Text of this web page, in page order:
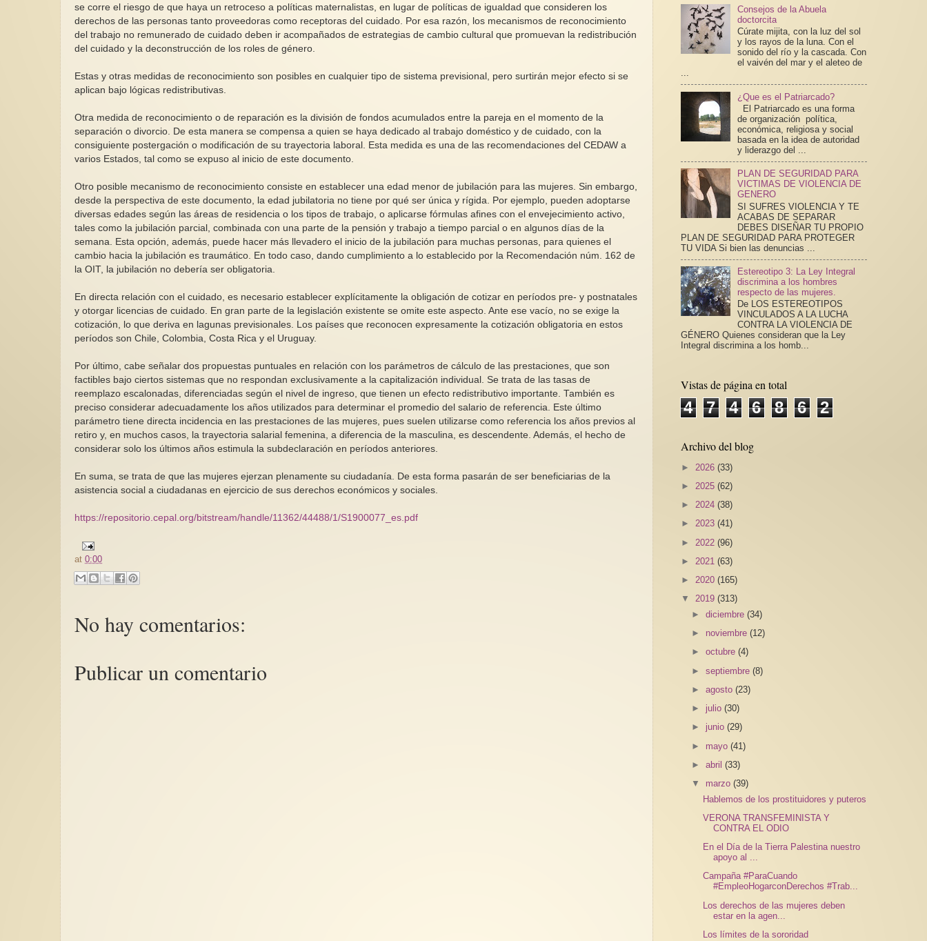
se corre el riesgo de que haya un retroceso a políticas maternalistas, en lugar de políticas de igualdad que consideren los
derechos de las personas tanto proveedoras como receptoras del cuidado. Por esa razón, los mecanismos de reconocimiento
del trabajo no remunerado de cuidado deben ir acompañados de estrategias de cambio cultural que promuevan la redistribución
del cuidado y la deconstrucción de los roles de género.
Estas y otras medidas de reconocimiento son posibles en cualquier tipo de sistema previsional, pero surtirán mejor efecto si se
aplican bajo lógicas redistributivas.
Otra medida de reconocimiento o de reparación es la división de fondos acumulados entre la pareja en el momento de la
separación o divorcio. De esta manera se compensa a quien se haya dedicado al trabajo doméstico y de cuidado, con la
consiguiente postergación o modificación de su trayectoria laboral. Esta medida es una de las recomendaciones del CEDAW a
varios Estados, tal como se expuso al inicio de este documento.
Otro posible mecanismo de reconocimiento consiste en establecer una edad menor de jubilación para las mujeres. Sin embargo,
desde la perspectiva de este documento, la edad jubilatoria no tiene por qué ser única y rígida. Por ejemplo, pueden adoptarse
diversas edades según las áreas de residencia o los tipos de trabajo, o aplicarse fórmulas afines con el envejecimiento activo,
tales como la jubilación parcial, combinada con una parte de la pensión y trabajo a tiempo parcial o en algunos días de la
semana. Esta opción, además, puede hacer más llevadero el inicio de la jubilación para muchas personas, para quienes el
cambio hacia la jubilación es traumático. En todo caso, dando cumplimiento a lo establecido por la Recomendación núm. 162 de
la OIT, la jubilación no debería ser obligatoria.
En directa relación con el cuidado, es necesario establecer explícitamente la obligación de cotizar en períodos pre- y postnatales
y otorgar licencias de cuidado. En gran parte de la legislación existente se omite este aspecto. Ante ese vacío, no se exige la
cotización, lo que deriva en lagunas previsionales. Los países que reconocen expresamente la cotización obligatoria en estos
períodos son Chile, Colombia, Costa Rica y el Uruguay.
Por último, cabe señalar dos propuestas puntuales en relación con los parámetros de cálculo de las prestaciones, que son
factibles bajo ciertos sistemas que no respondan exclusivamente a la capitalización individual. Se trata de las tasas de
reemplazo escalonadas, diferenciadas según el nivel de ingreso, que tienen un efecto redistributivo importante. También es
preciso considerar adecuadamente los años utilizados para determinar el promedio del salario de referencia. Este último
parámetro tiene directa incidencia en las prestaciones de las mujeres, pues suelen utilizarse como referencia los años previos al
retiro y, en muchos casos, la trayectoria salarial femenina, a diferencia de la masculina, es descendente. Además, el hecho de
considerar solo los últimos años estimula la subdeclaración en períodos anteriores.
En suma, se trata de que las mujeres ejerzan plenamente su ciudadanía. De esta forma pasarán de ser beneficiarias de la
asistencia social a ciudadanas en ejercicio de sus derechos económicos y sociales.
https://repositorio.cepal.org/bitstream/handle/11362/44488/1/S1900077_es.pdf
at0:00
No hay comentarios:
Publicar un comentario
Consejos de la Abuela
doctorcita
Cúrate mijita, con la luz del sol
y los rayos de la luna. Con el
sonido del río y la cascada. Con
el vaivén del mar y el aleteo de
...
¿Que es el Patriarcado?
El Patriarcado es una forma
de organización política,
económica, religiosa y social
basada en la idea de autoridad
y liderazgo del ...
PLAN DE SEGURIDAD PARA
VICTIMAS DE VIOLENCIA DE
GENERO
SI SUFRES VIOLENCIA Y TE
ACABAS DE SEPARAR
DEBES DISEÑAR TU PROPIO
PLAN DE SEGURIDAD PARA PROTEGER
TU VIDA Si bien las denuncias ...
Estereotipo 3: La Ley Integral
discrimina a los hombres
respecto de las mujeres.
De LOS ESTEREOTIPOS
VINCULADOS A LA LUCHA
CONTRA LA VIOLENCIA DE
GÉNERO Quienes consideran que la Ley
Integral discrimina a los homb...
Vistas de página en total
4 7 4 6 8 6 2
Archivo del blog
► 2026 (33)
► 2025 (62)
► 2024 (38)
► 2023 (41)
► 2022 (96)
► 2021 (63)
► 2020 (165)
▼ 2019 (313)
►diciembre(34)
► noviembre(12)
►octubre(4)
►septiembre(8)
►agosto(23)
► julio(30)
► junio(29)
► mayo(41)
►abril(33)
▼ marzo(39)
Hablemos de los prostituidores y puteros
VERONA TRANSFEMINISTA Y
CONTRA EL ODIO
En el Día de la Tierra Palestina nuestro
apoyo al ...
Campaña #ParaCuando
#EmpleoHogarconDerechos #Trab...
Los derechos de las mujeres deben
estar en la agen...
Los límites de la sororidad